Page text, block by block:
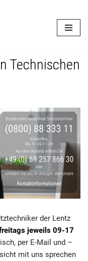
Technischen
der Lentz
jeweils 09-17
per E-Mail und –
mit uns sprechen